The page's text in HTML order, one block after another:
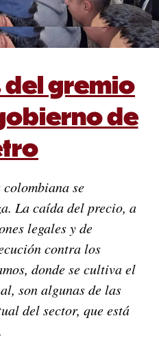
del gremio
de
se
La caída del precio, a
legales y de
contra los
donde se cultiva el
son algunas de las
del sector, que está